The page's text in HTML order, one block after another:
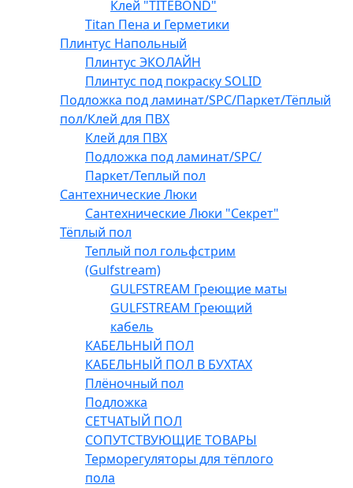
Клей "TITEBOND"
Titan Пена и Герметики
Плинтус Напольный
Плинтус ЭКОЛАЙН
Плинтус под покраску SOLID
Подложка под ламинат/SPC/Паркет/Тёплый
пол/Клей для ПВХ
Клей для ПВХ
Подложка под ламинат/SPC/
Паркет/Теплый пол
Сантехнические Люки
Сантехнические Люки "Секрет"
Тёплый пол
Теплый пол гольфстрим
(Gulfstream)
GULFSTREAM Греющие маты
GULFSTREAM Греющий
кабель
КАБЕЛЬНЫЙ ПОЛ
КАБЕЛЬНЫЙ ПОЛ В БУХТАХ
Плёночный пол
Подложка
СЕТЧАТЫЙ ПОЛ
СОПУТСТВУЮЩИЕ ТОВАРЫ
Терморегуляторы для тёплого
пола